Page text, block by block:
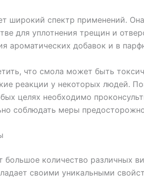
широкий спектр применений. Она
для уплотнения трещин и
ароматических добавок и в
что смола может быть
реакции у некоторых людей.
целях необходимо
соблюдать меры
большое количество различных
своими уникальными